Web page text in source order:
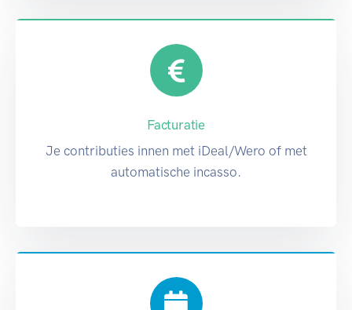
Facturatie
Je contributies innen met iDeal/Wero of met
automatische incasso.